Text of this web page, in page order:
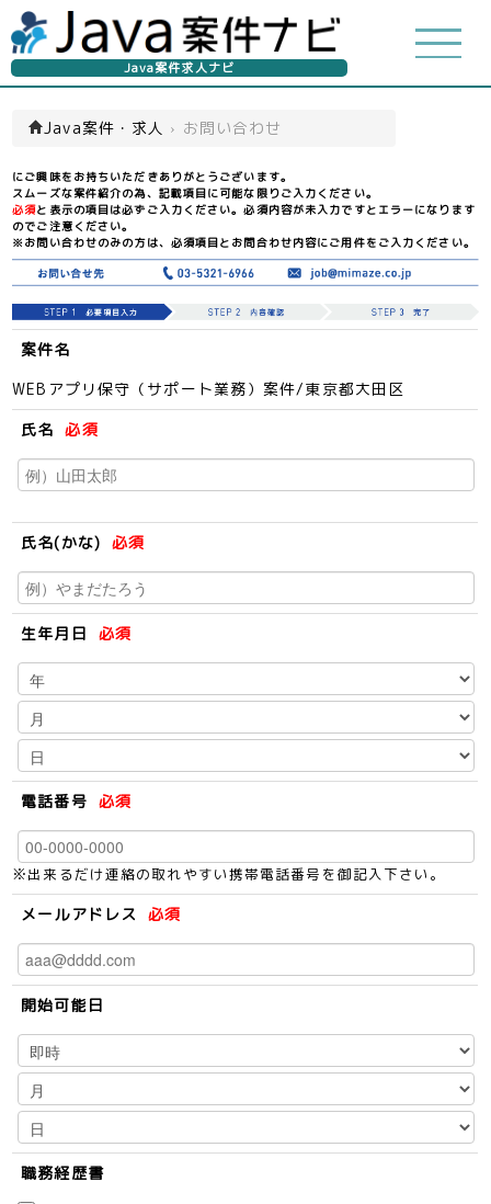
Java案件求人ナビ
Java案件・求人 › お問い合わせ
にご興味をお持ちいただきありがとうございます。
スムーズな案件紹介の為、記載項目に可能な限りご入力ください。
必須と表示の項目は必ずご入力ください。必須内容が未入力ですとエラーになります
のでご注意ください。
※お問い合わせのみの方は、必須項目とお問合わせ内容にご用件をご入力ください。
案件名
WEBアプリ保守（サポート業務）案件/東京都大田区
氏名 必須
氏名(かな) 必須
生年月日 必須
電話番号 必須
※出来るだけ連絡の取れやすい携帯電話番号を御記入下さい。
メールアドレス 必須
開始可能日
職務経歴書